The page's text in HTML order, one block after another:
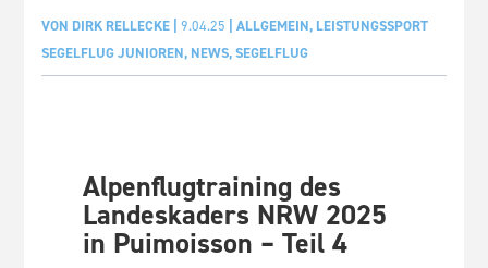
VON DIRK RELLECKE |9.04.25 |ALLGEMEIN, LEISTUNGSSPORT
SEGELFLUG JUNIOREN, NEWS,SEGELFLUG
Alpenflugtraining des
Landeskaders NRW 2025
in Puimoisson – Teil 4